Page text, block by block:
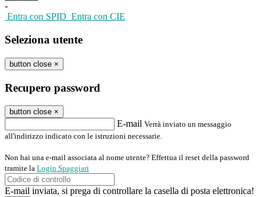
-
Entra con SPID Entra con CIE
Seleziona utente
button close ×
Recupero password
button close ×
E-mail Verrà inviato un messaggio
all'indirizzo indicato con le istruzioni necessarie.
Non hai una e-mail associata al nome utente? Effettua il reset della password
tramite la Login Spaggiari
E-mail inviata, si prega di controllare la casella di posta elettronica!